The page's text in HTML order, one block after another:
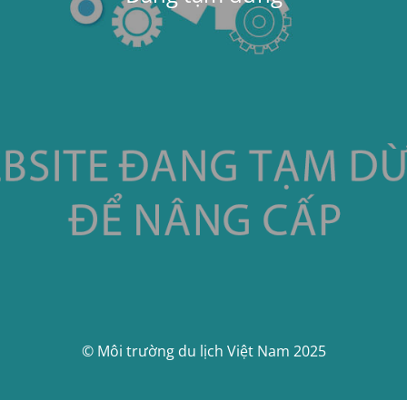
© Môi trường du lịch Việt Nam 2025